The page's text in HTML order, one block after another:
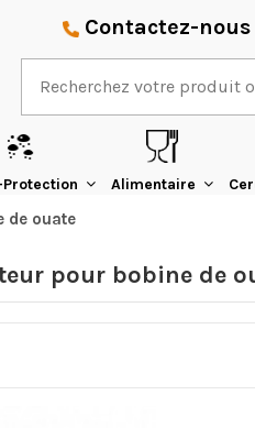
Contactez-
Alimentaire
de ouate
pour bobine de